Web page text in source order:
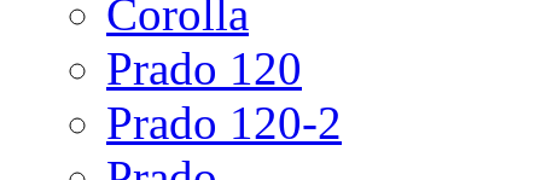
Corolla
Prado 120
Prado 120-2